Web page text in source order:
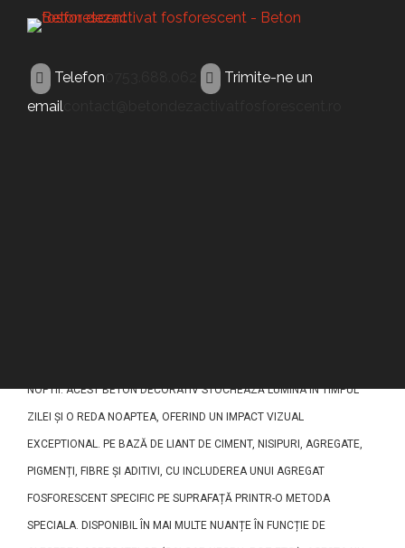
Telefon
Trimite-ne un
email
NOPTII. ACEST BETON DECORATIV STOCHEAZĂ LUMINA ÎN TIMPUL
ZILEI ȘI O REDA NOAPTEA, OFERIND UN IMPACT VIZUAL
EXCEPTIONAL. PE BAZĂ DE LIANT DE CIMENT, NISIPURI, AGREGATE,
PIGMENȚI, FIBRE ȘI ADITIVI, CU INCLUDEREA UNUI AGREGAT
FOSFORESCENT SPECIFIC PE SUPRAFAȚĂ PRINTR-O METODA
SPECIALA. DISPONIBIL ÎN MAI MULTE NUANȚE ÎN FUNCȚIE DE